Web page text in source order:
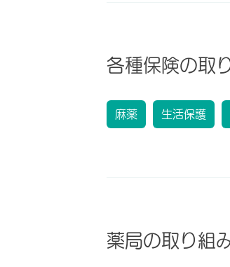
各種保険の取
麻薬 生活保護
薬局の取り組